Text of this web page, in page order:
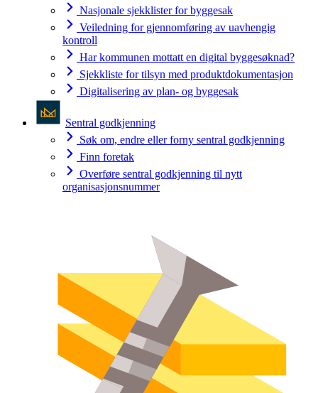
Nasjonale sjekklister for byggesak
Veiledning for gjennomføring av uavhengig
kontroll
Har kommunen mottatt en digital byggesøknad?
Sjekkliste for tilsyn med produktdokumentasjon
Digitalisering av plan- og byggesak
Sentral godkjenning
Søk om, endre eller forny sentral godkjenning
Finn foretak
Overføre sentral godkjenning til nytt
organisasjonsnummer